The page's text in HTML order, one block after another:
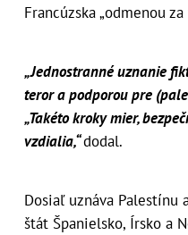
Francúzska „odmenou
„Jednostranné uznanie
teror a podporou pre
„Takéto kroky mier,
vzdialia,“dodal.
Dosiaľ uznáva
štát Španielsko, Írsko a